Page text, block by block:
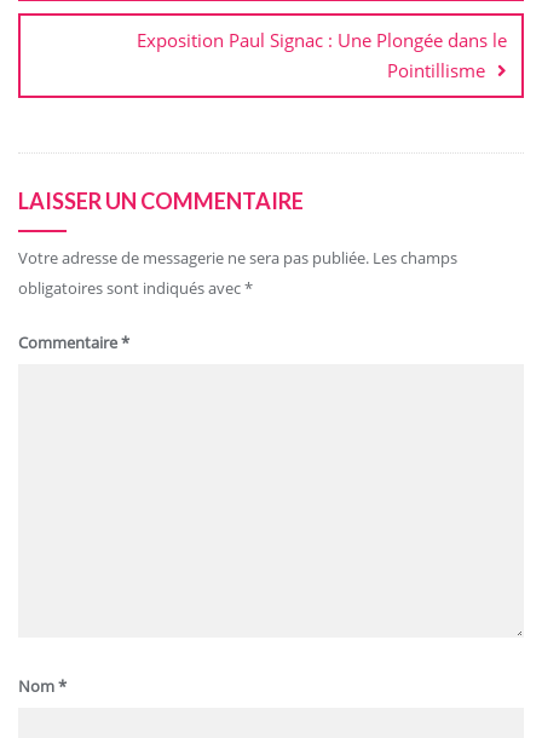
Exposition Paul Signac : Une Plongée dans le
Pointillisme
LAISSER UN COMMENTAIRE
Votre adresse de messagerie ne sera pas publiée. Les champs
obligatoires sont indiqués avec*
Commentaire*
Nom*